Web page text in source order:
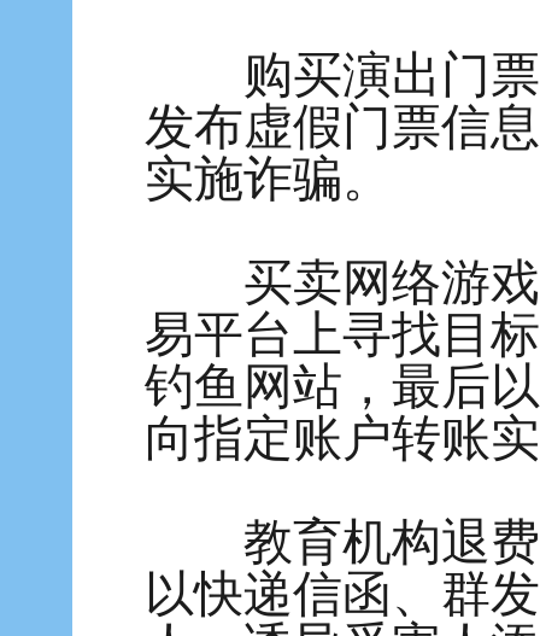
购买演出门票
发布虚假门票信
实施诈骗。
买卖网络游戏
易平台上寻找目
钓鱼网站，最后
向指定账户转账
教育机构退费
以快递信函、群